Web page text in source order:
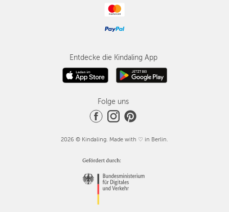
Entdecke die Kindaling App
Folge uns
2026 © Kindaling. Made with ♡ in Berlin.